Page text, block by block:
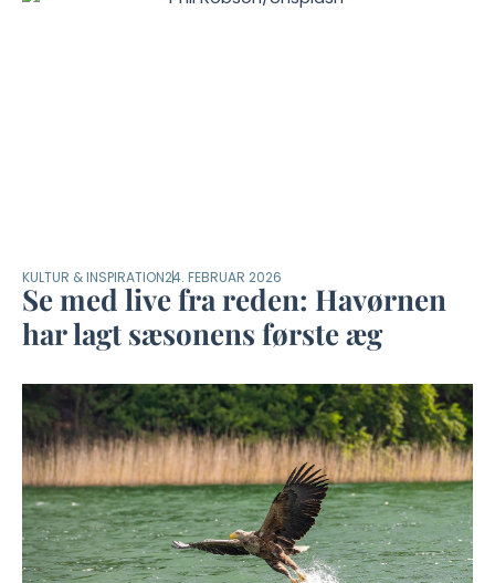
KULTUR & INSPIRATION24. FEBRUAR 2026
Se med live fra reden: Havørnen
har lagt sæsonens første æg